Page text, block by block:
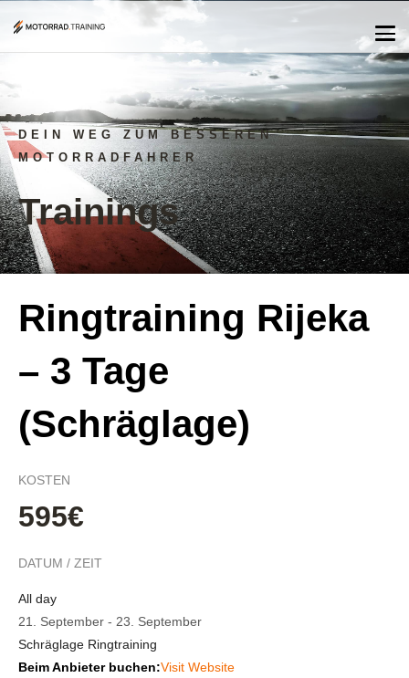
DEIN WEG ZUM BESSEREN
MOTORRADFAHRER
Trainings
Ringtraining Rijeka
– 3 Tage
(Schräglage)
KOSTEN
595€
DATUM / ZEIT
All day
21. September - 23. September
Schräglage Ringtraining
Beim Anbieter buchen:Visit Website